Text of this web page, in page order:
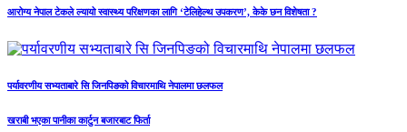
आरोग्य नेपाल टेकले ल्यायो स्वास्थ्य परिक्षणका लागि ‘टेलिहेल्थ उपकरण’, केके छन विशेषता ?
पर्यावरणीय सभ्यताबारे सि जिनपिङको विचारमाथि नेपालमा छलफल
खराबी भएका पानीका कार्टुन बजारबाट फिर्ता